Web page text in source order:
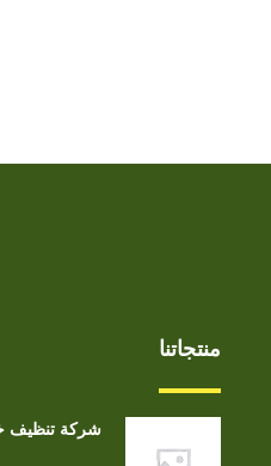
منتجاتنا
شركة تنظيف